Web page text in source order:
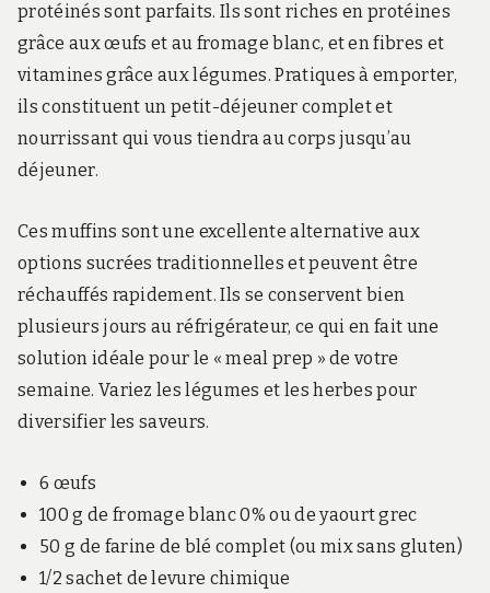
protéinés sont parfaits. Ils sont riches en protéines
grâce aux œufs et au fromage blanc, et en fibres et
vitamines grâce aux légumes. Pratiques à emporter,
ils constituent un petit-déjeuner complet et
nourrissant qui vous tiendra au corps jusqu’au
déjeuner.
Ces muffins sont une excellente alternative aux
options sucrées traditionnelles et peuvent être
réchauffés rapidement. Ils se conservent bien
plusieurs jours au réfrigérateur, ce qui en fait une
solution idéale pour le « meal prep » de votre
semaine. Variez les légumes et les herbes pour
diversifier les saveurs.
6 œufs
100 g de fromage blanc 0% ou de yaourt grec
50 g de farine de blé complet (ou mix sans gluten)
1/2 sachet de levure chimique